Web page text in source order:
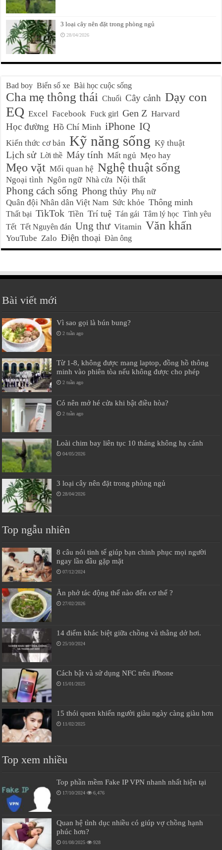
3 loại cây nên đặt trong phòng ngủ
28/04/2026
Bad boy Biển số xe Bài học cuộc sống
Cha mẹ thông thái Chuối Cây cảnh Dạy con
EQ Excel Facebook Fuck girl Gen Z Harvard
Học đường Hồ Chí Minh iPhone IQ
Kiến thức cơ bản Kỹ năng sống Kỹ thuật
Lịch sử Lời thề Máy tính Mất ngủ Mẹo hay
Mẹo vặt Mối quan hệ Nghệ thuật sống
Ngoại tình Ngôn ngữ Nhà cửa Nội thất
Phong cách sống Phong thủy Phụ nữ
Quân đội Nhân dân Việt Nam Sức khỏe Thông minh
Thất bại TikTok Tiền Trí tuệ Tán gái Tâm lý học Tình yêu
Tết Tết Nguyên đán Ung thư Vitamin Văn khấn
YouTube Zalo Điện thoại Đàn ông
Bài viết mới
Vì sao gọi là bún bung?
2 tuần ago
Từ 1-8, không được mang laptop, đồng hồ thông
minh vào phiên tòa nếu không được cho phép
2 tuần ago
Có nên mở hé cửa khi bật điều hòa?
2 tuần ago
Loài chim bay liên tục 10 tháng không hạ cánh
04/05/2026
3 loại cây nên đặt trong phòng ngủ
28/04/2026
Top ngẫu nhiên
8 câu nói tinh tế giúp bạn chinh phục mọi người
ngay lần đầu gặp mặt
07/12/2024
Ăn phở tác động thế nào đến cơ thể ?
27/02/2026
14 điểm khác biệt giữa chồng và thằng dở hơi.
25/10/2024
Cách bật và sử dụng NFC trên iPhone
15/01/2025
15 thói quen khiến người giàu ngày càng giàu hơn
11/02/2025
Top xem nhiều
Top phần mềm Fake IP VPN nhanh nhất hiện tại
17/10/2024 6,476
Quan hệ tình dục nhiều có giúp vợ chồng hạnh
phúc hơn?
01/08/2025 928